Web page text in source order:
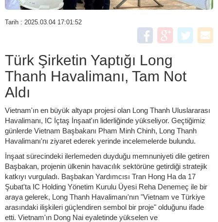
Tarih : 2025.03.04 17:01:52
Türk Şirketin Yaptığı Long
Thanh Havalimanı, Tam Not
Aldı
Vietnam'ın en büyük altyapı projesi olan Long Thanh Uluslararası
Havalimanı, IC İçtaş İnşaat'ın liderliğinde yükseliyor. Geçtiğimiz
günlerde Vietnam Başbakanı Pham Minh Chinh, Long Thanh
Havalimanı'nı ziyaret ederek yerinde incelemelerde bulundu.
İnşaat sürecindeki ilerlemeden duyduğu memnuniyeti dile getiren
Başbakan, projenin ülkenin havacılık sektörüne getirdiği stratejik
katkıyı vurguladı. Başbakan Yardımcısı Tran Hong Ha da 17
Şubat'ta IC Holding Yönetim Kurulu Üyesi Reha Denemeç ile bir
araya gelerek, Long Thanh Havalimanı'nın "Vietnam ve Türkiye
arasındaki ilişkileri güçlendiren sembol bir proje" olduğunu ifade
etti. Vietnam'ın Dong Nai eyaletinde yükselen ve